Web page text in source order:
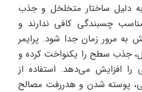
ساختار متخلخل و جذب
چسبندگی کافی ندارند و
مرور زمان جدا شود. پرایمر
جذب سطح را یکنواخت کرده و
افزایش می‌دهد. استفاده از
پوسته شدن و هدررفت مصالح